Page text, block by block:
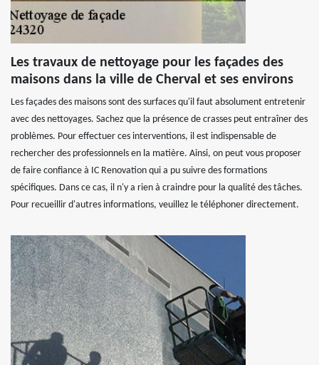
Les travaux de nettoyage pour les façades des
maisons dans la ville de Cherval et ses environs
Les façades des maisons sont des surfaces qu'il faut absolument entretenir
avec des nettoyages. Sachez que la présence de crasses peut entraîner des
problèmes. Pour effectuer ces interventions, il est indispensable de
rechercher des professionnels en la matière. Ainsi, on peut vous proposer
de faire confiance à IC Renovation qui a pu suivre des formations
spécifiques. Dans ce cas, il n'y a rien à craindre pour la qualité des tâches.
Pour recueillir d'autres informations, veuillez le téléphoner directement.